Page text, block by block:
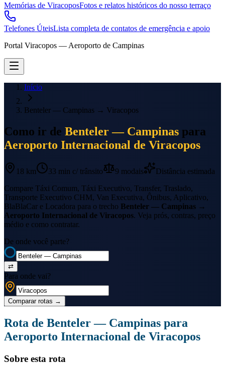
Memórias de ViracoposFotos e relatos históricos do nosso terraço
Telefones ÚteisLista completa de contatos de emergência e apoio
Portal Viracopos — Aeroporto de Campinas
Início
Benteler — Campinas → Viracopos
Como ir de Benteler — Campinas para
Aeroporto Internacional de Viracopos
18 km 33 min c/ trânsito 9 modais
Distância estimada
Compare Táxi Comum, Táxi Executivo, Transfer, Traslado,
Transporte Executivo CHM, Van Executiva, Ônibus, Aplicativo,
BlaBlaCar e Locadora para o trecho Benteler — Campinas →
Aeroporto Internacional de Viracopos. Veja prós, contras, preço
médio e como contratar.
De onde você parte?
⇄
Para onde vai?
Comparar rotas →
Rota de Benteler — Campinas para
Aeroporto Internacional de Viracopos
Sobre esta rota